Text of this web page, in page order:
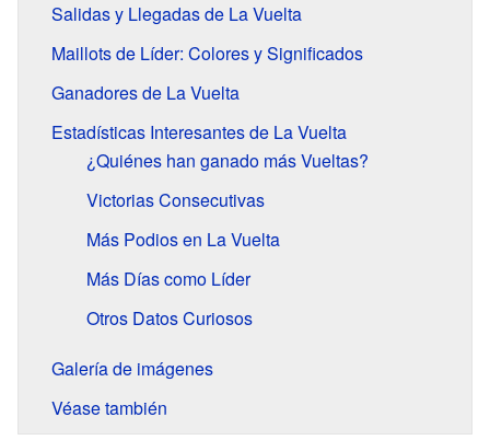
Salidas y Llegadas de La Vuelta
Maillots de Líder: Colores y Significados
Ganadores de La Vuelta
Estadísticas Interesantes de La Vuelta
¿Quiénes han ganado más Vueltas?
Victorias Consecutivas
Más Podios en La Vuelta
Más Días como Líder
Otros Datos Curiosos
Galería de imágenes
Véase también